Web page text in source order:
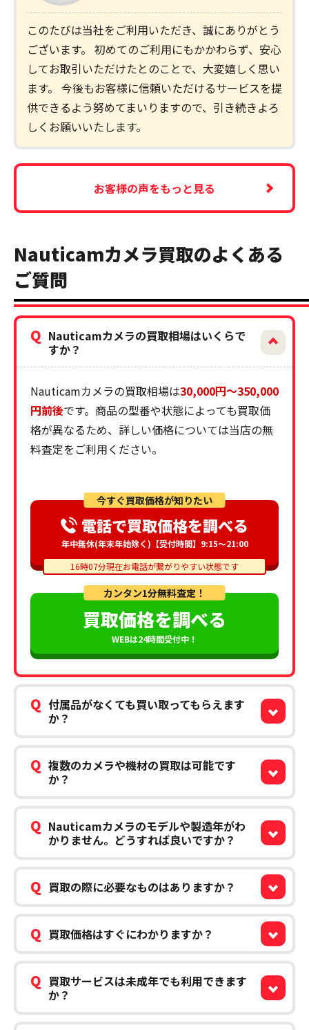
このたびは当社をご利用いただき、誠にありがとう
ございます。 初めてのご利用にもかかわらず、安心
してお取引いただけたとのことで、大変嬉しく思い
ます。 今後もお客様に信頼いただけるサービスを提
供できるよう努めてまいりますので、引き続きよろ
しくお願いいたします。
お客様の声をもっと見る
Nauticamカメラ買取のよくある
ご質問
Q Nauticamカメラの買取相場はいくらで
すか？
Nauticamカメラの買取相場は30,000円～350,000
円前後です。商品の型番や状態によっても買取価
格が異なるため、詳しい価格については当店の無
料査定をご利用ください。
カンタン1分無料査定！
買取価格を調べる
WEBは24時間受付中！
今すぐ買取価格が知りたい
電話で買取価格を調べる
年中無休(年末年始除く)【受付時間】9:15～21:00
16時07分現在お電話が繋がりやすい状態です
Q 付属品がなくても買い取ってもらえます
か？
Q 複数のカメラや機材の買取は可能です
か？
Q Nauticamカメラのモデルや製造年がわ
かりません。どうすれば良いですか？
Q 買取の際に必要なものはありますか？
Q 買取価格はすぐにわかりますか？
Q 買取サービスは未成年でも利用できます
か？